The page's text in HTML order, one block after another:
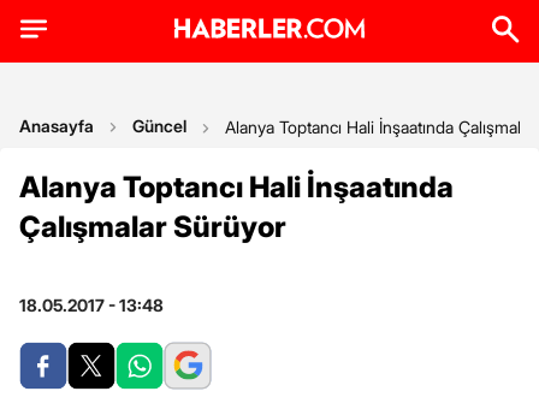
Anasayfa Güncel Alanya Toptancı Hali İnşaatında
Alanya Toptancı Hali İnşaatında
Çalışmalar Sürüyor
18.05.2017 - 13:48